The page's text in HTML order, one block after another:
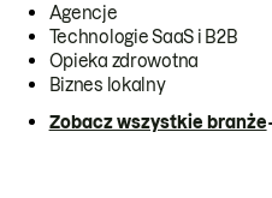
Agencje
Technologie SaaS i B2B
Opieka zdrowotna
Biznes lokalny
Zobacz wszystkie branże